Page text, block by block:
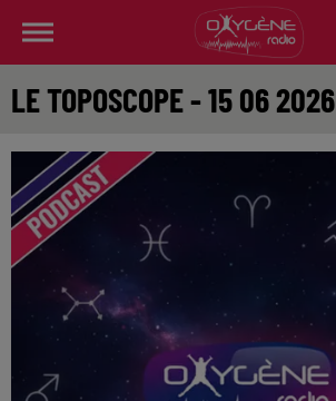
LE TOPOSCOPE - 15 06 2026